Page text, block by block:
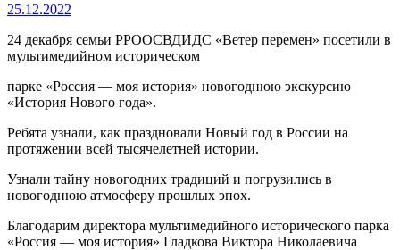
25.12.2022
24 декабря семьи РРООСВДИДС «Ветер перемен» посетили в
мультимедийном историческом
парке «Россия — моя история» новогоднюю экскурсию
«История Нового года».
Ребята узнали, как праздновали Новый год в России на
протяжении всей тысячелетней истории.
Узнали тайну новогодних традиций и погрузились в
новогоднюю атмосферу прошлых эпох.
Благодарим директора мультимедийного исторического парка
«Россия — моя история» Гладкова Виктора Николаевича